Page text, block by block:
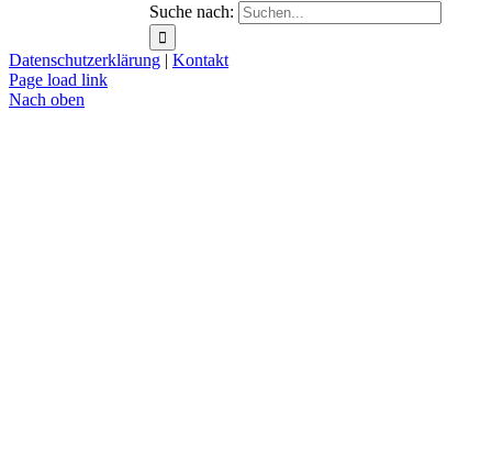
Suche nach:
Datenschutzerklärung | Kontakt
Page load link
Nach oben